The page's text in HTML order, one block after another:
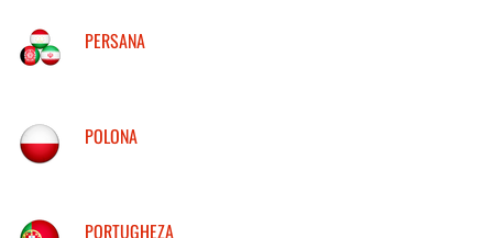
PERSANA
POLONA
PORTUGHEZA